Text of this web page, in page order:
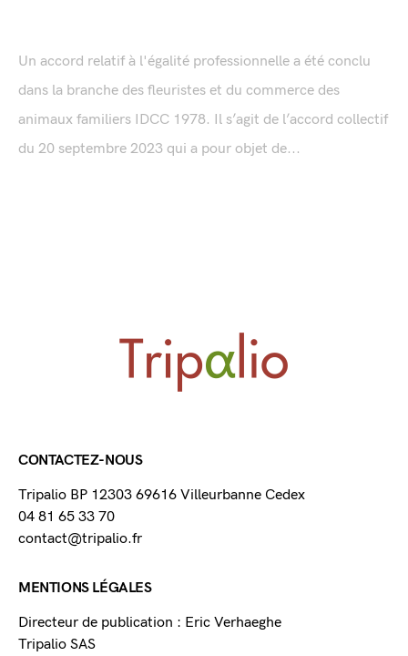
Un accord relatif à l'égalité professionnelle a été conclu
dans la branche des fleuristes et du commerce des
animaux familiers IDCC 1978. Il s’agit de l’accord collectif
du 20 septembre 2023 qui a pour objet de...
CONTACTEZ-NOUS
Tripalio BP 12303 69616 Villeurbanne Cedex
04 81 65 33 70
contact@tripalio.fr
MENTIONS LÉGALES
Directeur de publication : Eric Verhaeghe
Tripalio SAS